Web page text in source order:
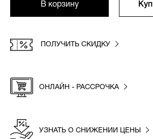
В корзину
ПОЛУЧИТЬ СКИДКУ
ОНЛАЙН - РАССРОЧКА
УЗНАТЬ О СНИЖЕНИИ ЦЕНЫ